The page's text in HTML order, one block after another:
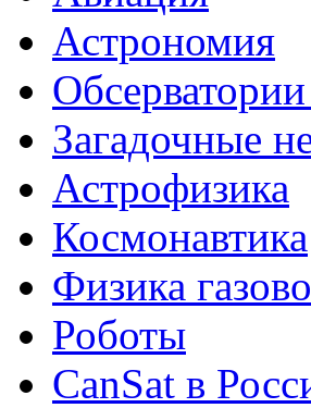
Астрономия
Загадочные
Астрофизика
Космонавтика
Физика
Роботы
CanSat в